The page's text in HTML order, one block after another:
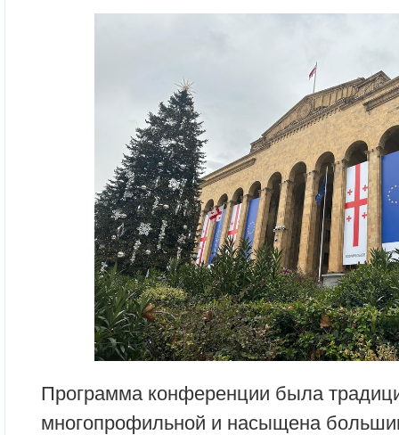
Программа конференции была
многопрофильной и насыщена